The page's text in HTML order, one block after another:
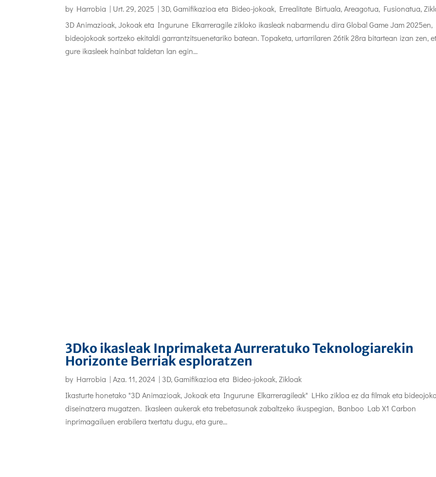
by Harrobia | Urt. 29, 2025 | 3D, Gamifikazioa eta Bideo-jokoak, Errealitate Birtuala, Areagotua, Fusionatua,
3D Animazioak, Jokoak eta Ingurune Elkarreragile zikloko ikasleak nabarmendu dira Global Game Jam 2025en,
bideojokoak sortzeko ekitaldi garrantzitsuenetariko batean. Topaketa, urtarrilaren 26tik 28ra bitartean izan zen,
gure ikasleek hainbat taldetan lan egin...
3Dko ikasleak Inprimaketa Aurreratuko Teknologiarekin
Horizonte Berriak esploratzen
by Harrobia |Aza. 11, 2024 | 3D, Gamifikazioa eta Bideo-jokoak,Zikloak
Ikasturte honetako "3D Animazioak, Jokoak eta Ingurune Elkarreragileak" LHko zikloa ez da filmak eta
diseinatzera mugatzen. Ikasleen aukerak eta trebetasunak zabaltzeko ikuspegian, Banboo Lab X1 Carbon
inprimagailuen erabilera txertatu dugu, eta gure...